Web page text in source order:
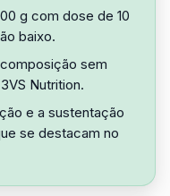
g com dose de 10
baixo.
sem
Nutrition.
e a sustentação
se destacam no